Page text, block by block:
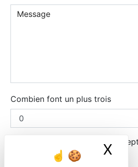
X
Combien font un plus trois
En cochant cette case,
particulières ci-dessous **